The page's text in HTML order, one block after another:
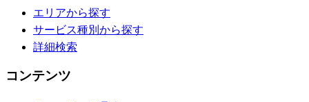
エリアから探す
サービス種別から探す
詳細検索
コンテンツ